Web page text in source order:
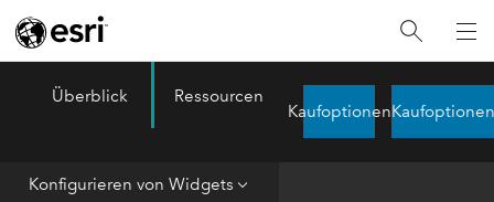
ArcGIS Experience Builder Menu
Überblick Ressourcen
KaufoptionenKaufoptionen
Konfigurieren von Widgets